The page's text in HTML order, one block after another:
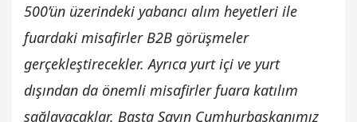
500’ün üzerindeki yabancı alım heyetleri ile
fuardaki misafirler B2B görüşmeler
gerçekleştirecekler. Ayrıca yurt içi ve yurt
dışından da önemli misafirler fuara katılım
sağlayacaklar. Başta Sayın Cumhurbaşkanımız